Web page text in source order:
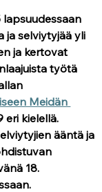
lapsuudessaan
ja selviytyjää yli
ja kertovat
työtä
Meidän
eri kielellä.
ääntä ja
18.